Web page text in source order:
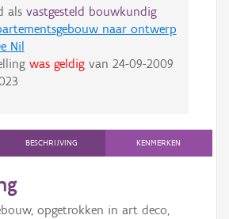
als vastgesteld bouwkundig
naar ontwerp
Nil
was geldigvan 24-09-2009
BESCHRIJVING KENMERKEN
opgetrokken in art deco,